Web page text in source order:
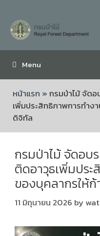
Menu
หน้าแรก »กรมป่าไม้ จัด
เพิ่มประสิทธิภาพการทำง
ดิจิทัล
กรมป่าไม้ จัดอบ
ติดอาวุธเพิ่มปร
ของบุคลากรให้
11 มิถุนายน 2026 by